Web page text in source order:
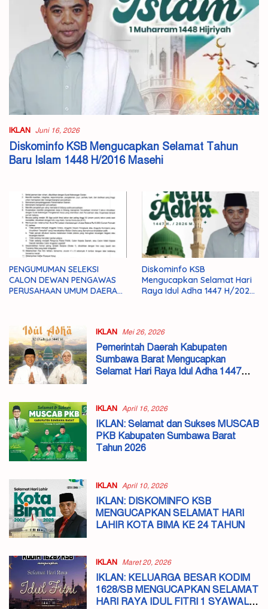
IKLAN Juni 16, 2026
Diskominfo KSB Mengucapkan Selamat Tahun
Baru Islam 1448 H/2016 Masehi
PENGUMUMAN SELEKSI
CALON DEWAN PENGAWAS
PERUSAHAAN UMUM DAERAH
BARAT TAHUN 2026
Diskominfo KSB
Mengucapkan Selamat Hari
Raya Idul Adha 1447 H/2026
IKLAN Mei 26, 2026
Pemerintah Daerah Kabupaten
Sumbawa Barat Mengucapkan
Selamat Hari Raya Idul Adha 1447
IKLAN April 16, 2026
IKLAN: Selamat dan Sukses MUSCAB
PKB Kabupaten Sumbawa Barat
Tahun 2026
IKLAN April 10, 2026
IKLAN: DISKOMINFO KSB
MENGUCAPKAN SELAMAT HARI
LAHIR KOTA BIMA KE 24 TAHUN
IKLAN Maret 20, 2026
IKLAN: KELUARGA BESAR KODIM
1628/SB MENGUCAPKAN SELAMAT
HARI RAYA IDUL FITRI 1 SYAWAL